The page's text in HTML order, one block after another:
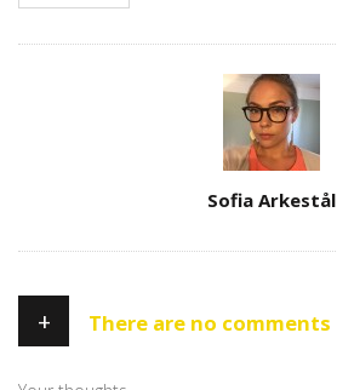
Sofia Arkestål
+ There are no comments